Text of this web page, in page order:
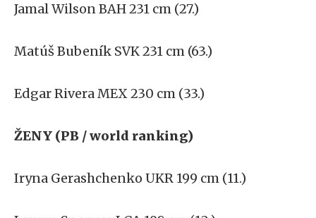
Jamal Wilson BAH 231 cm (27.)
Matúš Bubeník SVK 231 cm (63.)
Edgar Rivera MEX 230 cm (33.)
ŽENY (PB / world ranking)
Iryna Gerashchenko UKR 199 cm (11.)